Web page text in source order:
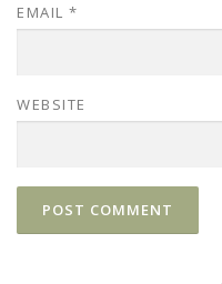
EMAIL *
WEBSITE